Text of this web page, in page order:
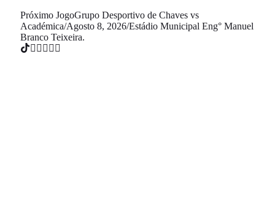
Próximo JogoGrupo Desportivo de Chaves vs
Académica/Agosto 8, 2026/Estádio Municipal Eng° Manuel
Branco Teixeira.